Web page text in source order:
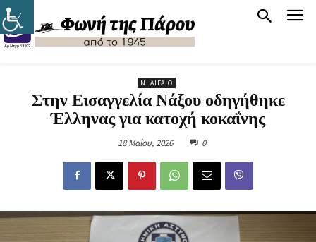
Ν. ΑΙΓΑΊΟ
Στην Εισαγγελία Νάξου οδηγήθηκε
Έλληνας για κατοχή κοκαΐνης
18 Μαΐου, 2026 0